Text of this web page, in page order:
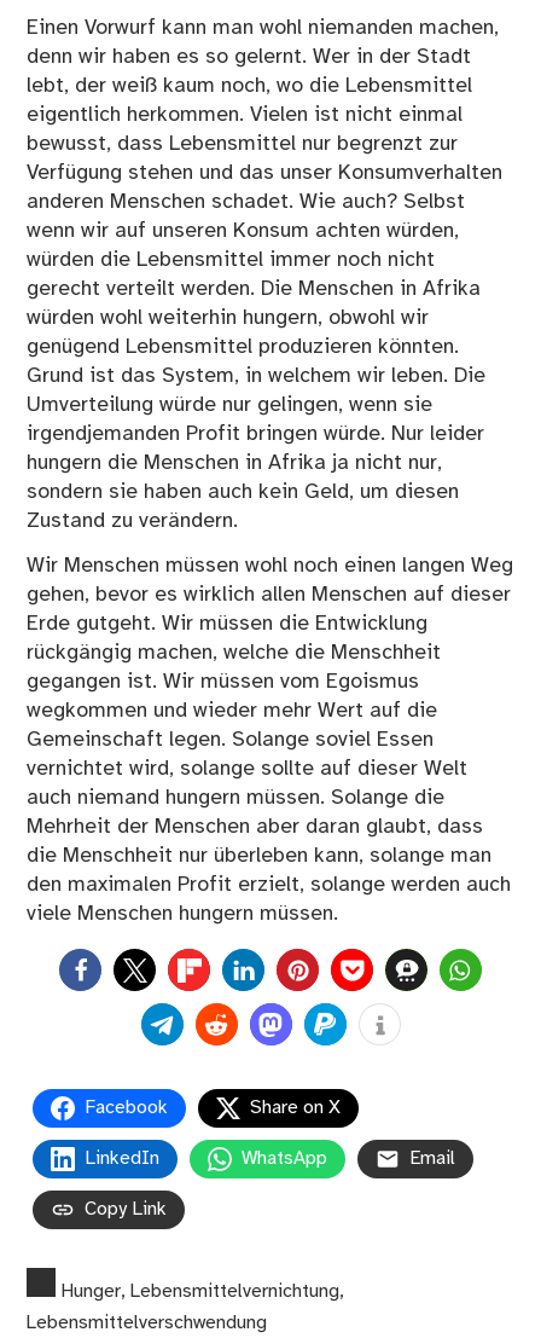
Einen Vorwurf kann man wohl niemanden machen,
denn wir haben es so gelernt. Wer in der Stadt
lebt, der weiß kaum noch, wo die Lebensmittel
eigentlich herkommen. Vielen ist nicht einmal
bewusst, dass Lebensmittel nur begrenzt zur
Verfügung stehen und das unser Konsumverhalten
anderen Menschen schadet. Wie auch? Selbst
wenn wir auf unseren Konsum achten würden,
würden die Lebensmittel immer noch nicht
gerecht verteilt werden. Die Menschen in Afrika
würden wohl weiterhin hungern, obwohl wir
genügend Lebensmittel produzieren könnten.
Grund ist das System, in welchem wir leben. Die
Umverteilung würde nur gelingen, wenn sie
irgendjemanden Profit bringen würde. Nur leider
hungern die Menschen in Afrika ja nicht nur,
sondern sie haben auch kein Geld, um diesen
Zustand zu verändern.
Wir Menschen müssen wohl noch einen langen Weg
gehen, bevor es wirklich allen Menschen auf dieser
Erde gutgeht. Wir müssen die Entwicklung
rückgängig machen, welche die Menschheit
gegangen ist. Wir müssen vom Egoismus
wegkommen und wieder mehr Wert auf die
Gemeinschaft legen. Solange soviel Essen
vernichtet wird, solange sollte auf dieser Welt
auch niemand hungern müssen. Solange die
Mehrheit der Menschen aber daran glaubt, dass
die Menschheit nur überleben kann, solange man
den maximalen Profit erzielt, solange werden auch
viele Menschen hungern müssen.
0
Facebook Share on X
LinkedIn WhatsApp Email
Copy Link
Hunger, Lebensmittelvernichtung,
Lebensmittelverschwendung